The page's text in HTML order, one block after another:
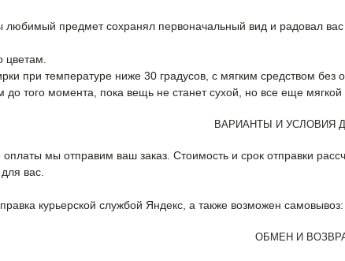
любимый предмет сохранял первоначальный вид и радовал
при температуре ниже 30 градусов, с мягким средством без
того момента, пока вещь не станет сухой, но все еще мягкой
ВАРИАНТЫ И УСЛОВИЯ
мы отправим ваш заказ. Стоимость и срок отправки
вас.
курьерской службой Яндекс, а также возможен
ОБМЕН И